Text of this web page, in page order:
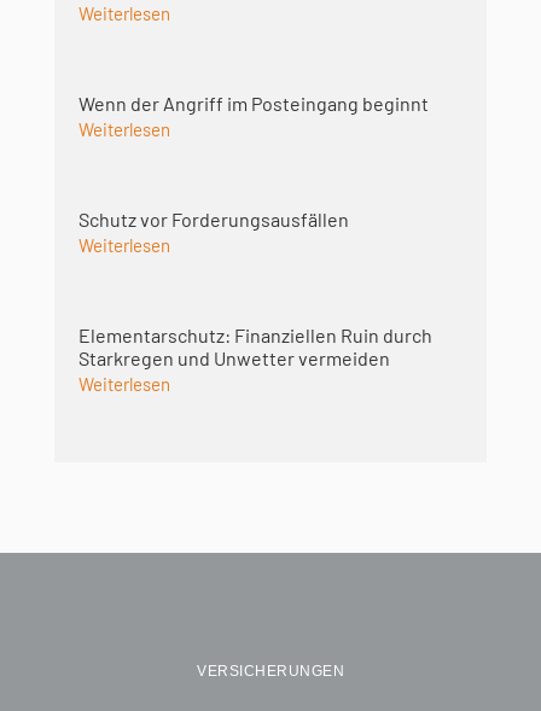
Weiterlesen
Wenn der Angriff im Posteingang beginnt
Weiterlesen
Schutz vor Forderungsausfällen
Weiterlesen
Elementarschutz: Finanziellen Ruin durch
Starkregen und Unwetter vermeiden
Weiterlesen
VERSICHERUNGEN